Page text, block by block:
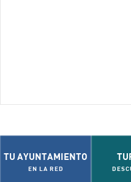
TU AYUNTAMIENTO
EN LA RED